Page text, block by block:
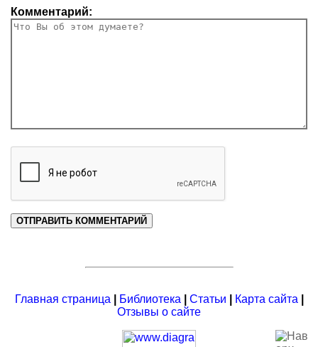
Комментарий:
Главная страница Библиотека Статьи Карта сайта
Отзывы о сайте